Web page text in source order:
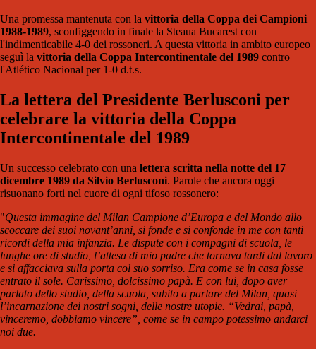
Una promessa mantenuta con la vittoria della Coppa dei Campioni
1988-1989, sconfiggendo in finale la Steaua Bucarest con
l'indimenticabile 4-0 dei rossoneri. A questa vittoria in ambito europeo
seguì la vittoria della Coppa Intercontinentale del 1989 contro
l'Atlético Nacional per 1-0 d.t.s.
La lettera del Presidente Berlusconi per
celebrare la vittoria della Coppa
Intercontinentale del 1989
Un successo celebrato con una lettera scritta nella notte del 17
dicembre 1989 da Silvio Berlusconi. Parole che ancora oggi
risuonano forti nel cuore di ogni tifoso rossonero:
"Questa immagine del Milan Campione d’Europa e del Mondo allo
scoccare dei suoi novant’anni, si fonde e si confonde in me con tanti
ricordi della mia infanzia. Le dispute con i compagni di scuola, le
lunghe ore di studio, l’attesa di mio padre che tornava tardi dal lavoro
e si affacciava sulla porta col suo sorriso. Era come se in casa fosse
entrato il sole. Carissimo, dolcissimo papà. E con lui, dopo aver
parlato dello studio, della scuola, subito a parlare del Milan, quasi
l’incarnazione dei nostri sogni, delle nostre utopie. “Vedrai, papà,
vinceremo, dobbiamo vincere”, come se in campo potessimo andarci
noi due.